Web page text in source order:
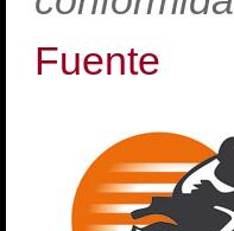
Fuente